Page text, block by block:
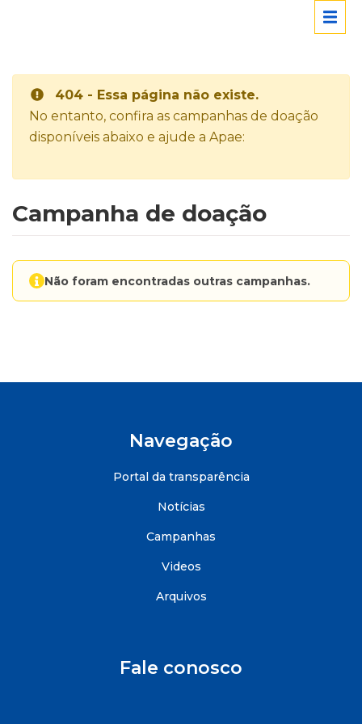
404 - Essa página não existe.
No entanto, confira as campanhas de doação
disponíveis abaixo e ajude a Apae:
Campanha de doação
Não foram encontradas outras campanhas.
Navegação
Portal da transparência
Notícias
Campanhas
Videos
Arquivos
Fale conosco